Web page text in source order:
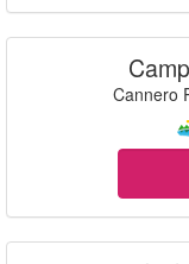
Cannero